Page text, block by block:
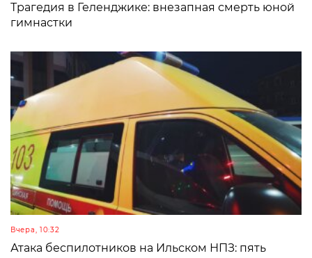
Трагедия в Геленджике: внезапная смерть юной
гимнастки
Вчера, 10:32
Атака беспилотников на Ильском НПЗ: пять